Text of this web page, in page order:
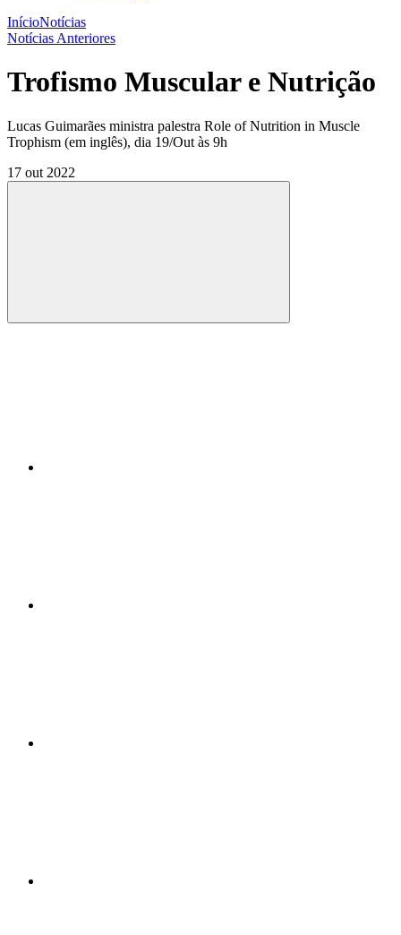
InícioNotícias
Notícias Anteriores
Trofismo Muscular e Nutrição
Lucas Guimarães ministra palestra Role of Nutrition in Muscle
Trophism (em inglês), dia 19/Out às 9h
17 out 2022
Compartilhar